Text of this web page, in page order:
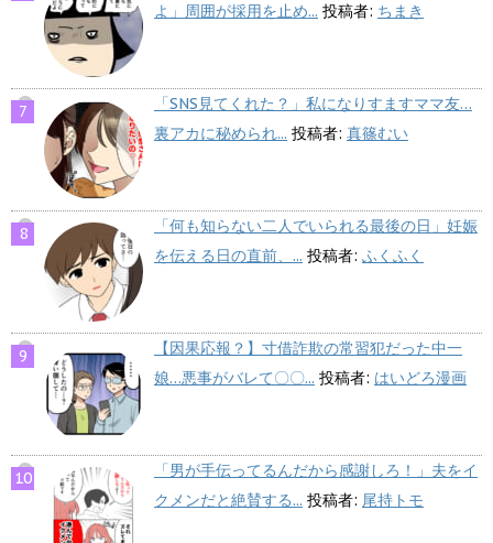
よ」周囲が採用を止め... 投稿者: ちまき
「SNS見てくれた？」私になりすますママ友…
裏アカに秘められ... 投稿者: 真篠むい
「何も知らない二人でいられる最後の日」妊娠
を伝える日の直前、... 投稿者: ふくふく
【因果応報？】寸借詐欺の常習犯だった中一
娘…悪事がバレて〇〇... 投稿者: はいどろ漫画
「男が手伝ってるんだから感謝しろ！」夫をイ
クメンだと絶賛する... 投稿者: 尾持トモ